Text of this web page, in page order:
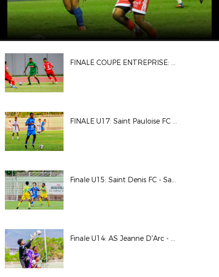
FINALE COUPE ENTREPRISE: A. SGM AVIS FOOT - NICOLLIN OI FC
FINALE U17: Saint Pauloise FC - Sdefa
Finale U15: Saint Denis FC - Saint Pauloise FC
Finale U14: AS Jeanne D'Arc - JS Saint Pierroise